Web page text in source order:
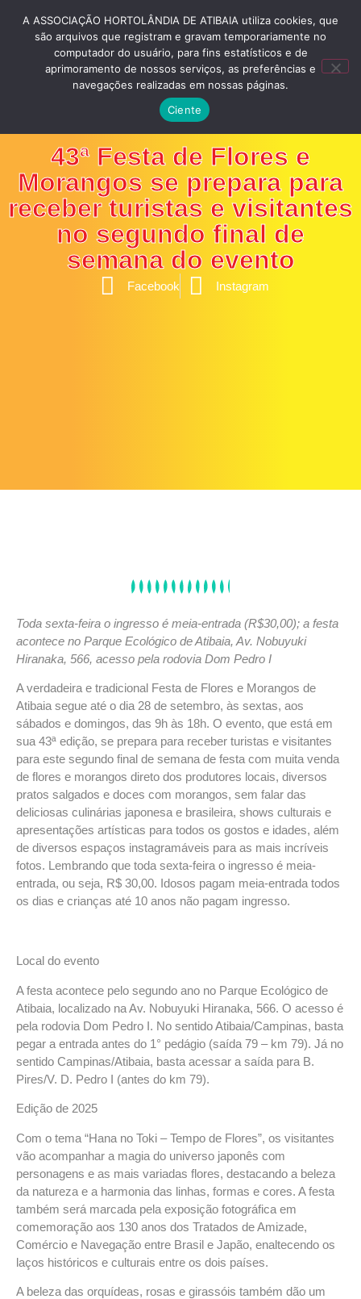
43ª Festa de Flores e
Morangos se prepara para
receber turistas e visitantes
no segundo final de
semana do evento
Facebook Instagram
Toda sexta-feira o ingresso é meia-entrada (R$30,00); a festa
acontece no Parque Ecológico de Atibaia, Av. Nobuyuki
Hiranaka, 566, acesso pela rodovia Dom Pedro I
A verdadeira e tradicional Festa de Flores e Morangos de
Atibaia segue até o dia 28 de setembro, às sextas, aos
sábados e domingos, das 9h às 18h. O evento, que está em
sua 43ª edição, se prepara para receber turistas e visitantes
para este segundo final de semana de festa com muita venda
de flores e morangos direto dos produtores locais, diversos
pratos salgados e doces com morangos, sem falar das
deliciosas culinárias japonesa e brasileira, shows culturais e
apresentações artísticas para todos os gostos e idades, além
de diversos espaços instagramáveis para as mais incríveis
fotos. Lembrando que toda sexta-feira o ingresso é meia-
entrada, ou seja, R$ 30,00. Idosos pagam meia-entrada todos
os dias e crianças até 10 anos não pagam ingresso.
Local do evento
A festa acontece pelo segundo ano no Parque Ecológico de
Atibaia, localizado na Av. Nobuyuki Hiranaka, 566. O acesso é
pela rodovia Dom Pedro I. No sentido Atibaia/Campinas, basta
pegar a entrada antes do 1° pedágio (saída 79 – km 79). Já no
sentido Campinas/Atibaia, basta acessar a saída para B.
Pires/V. D. Pedro I (antes do km 79).
Edição de 2025
Com o tema “Hana no Toki – Tempo de Flores”, os visitantes
vão acompanhar a magia do universo japonês com
personagens e as mais variadas flores, destacando a beleza
da natureza e a harmonia das linhas, formas e cores. A festa
também será marcada pela exposição fotográfica em
comemoração aos 130 anos dos Tratados de Amizade,
Comércio e Navegação entre Brasil e Japão, enaltecendo os
laços históricos e culturais entre os dois países.
A beleza das orquídeas, rosas e girassóis também dão um
A ASSOCIAÇÃO HORTOLÂNDIA DE ATIBAIA utiliza cookies, que
são arquivos que registram e gravam temporariamente no
computador do usuário, para fins estatísticos e de
aprimoramento de nossos serviços, as preferências e
navegações realizadas em nossas páginas.
Ciente